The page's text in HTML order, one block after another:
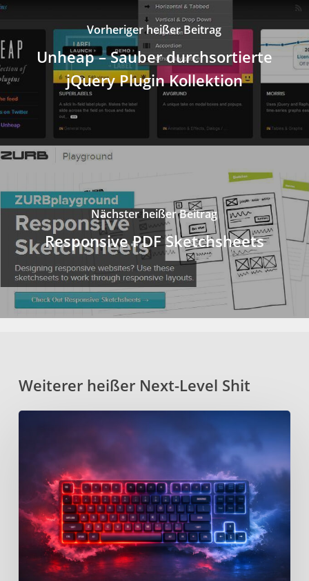
Vorheriger heißer Beitrag
Unheap – Sauber durchsortierte
jQuery Plugin Kollektion
Nächster heißer Beitrag
Responsive PDF Sketchsheets
Weiterer heißer Next-Level Shit
Source
Keyboard-
Remapper
für
effizienteres
tippen